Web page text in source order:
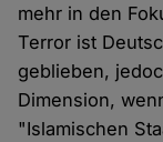
mehr in den
Terror ist
geblieben,
Dimension,
"Islamischen